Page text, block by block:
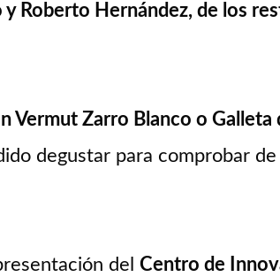
Roberto Hernández, de los
Zarro Blanco o Galleta
degustar para comprobar
del Centro de